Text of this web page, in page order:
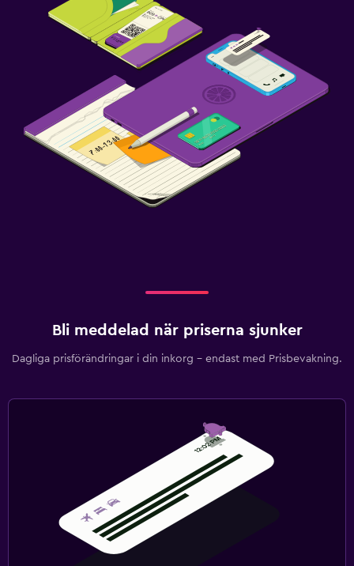
Bli meddelad när priserna sjunker
Dagliga prisförändringar i din inkorg – endast med Prisbevakning.